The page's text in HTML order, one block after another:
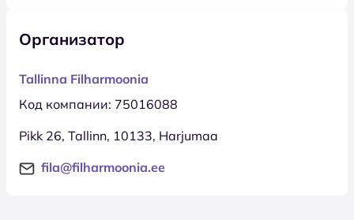
Организатор
Tallinna Filharmoonia
Код компании: 75016088
Pikk 26, Tallinn, 10133, Harjumaa
fila@filharmoonia.ee